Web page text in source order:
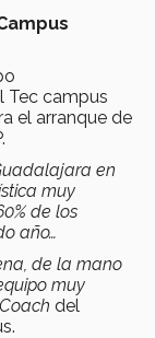
Tec campus
el arranque de
en
muy
de los
año…
, de la mano
muy
del